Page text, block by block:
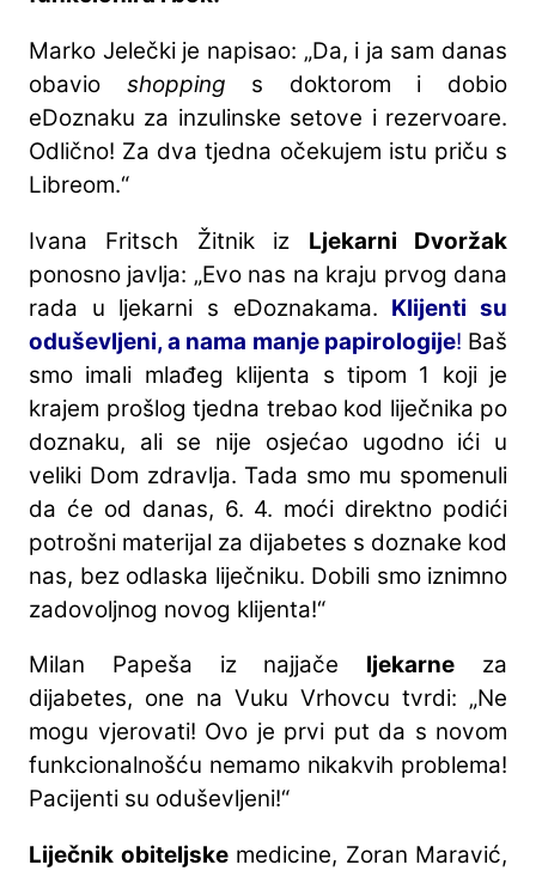
Marko Jelečki je napisao: „Da, i ja sam danas
obavio shopping s doktorom i dobio
eDoznaku za inzulinske setove i rezervoare.
Odlično! Za dva tjedna očekujem istu priču s
Libreom.“
Ivana Fritsch Žitnik iz Ljekarni Dvoržak
ponosno javlja: „Evo nas na kraju prvog dana
rada u ljekarni s eDoznakama. Klijenti su
oduševljeni, a nama manje papirologije! Baš
smo imali mlađeg klijenta s tipom 1 koji je
krajem prošlog tjedna trebao kod liječnika po
doznaku, ali se nije osjećao ugodno ići u
veliki Dom zdravlja. Tada smo mu spomenuli
da će od danas, 6. 4. moći direktno podići
potrošni materijal za dijabetes s doznake kod
nas, bez odlaska liječniku. Dobili smo iznimno
zadovoljnog novog klijenta!“
Milan Papeša iz najjače ljekarne za
dijabetes, one na Vuku Vrhovcu tvrdi: „Ne
mogu vjerovati! Ovo je prvi put da s novom
funkcionalnošću nemamo nikakvih problema!
Pacijenti su oduševljeni!“
Liječnik obiteljskemedicine, Zoran Maravić,